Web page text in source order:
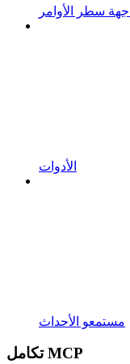
سطر الأوامر
الأدوات
مستمعو الأحداث
تكامل MCP